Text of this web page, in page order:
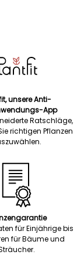
unsere Anti-
App
Ratschläge,
richtigen Pflanzen
für Einjährige bis
für Bäume und